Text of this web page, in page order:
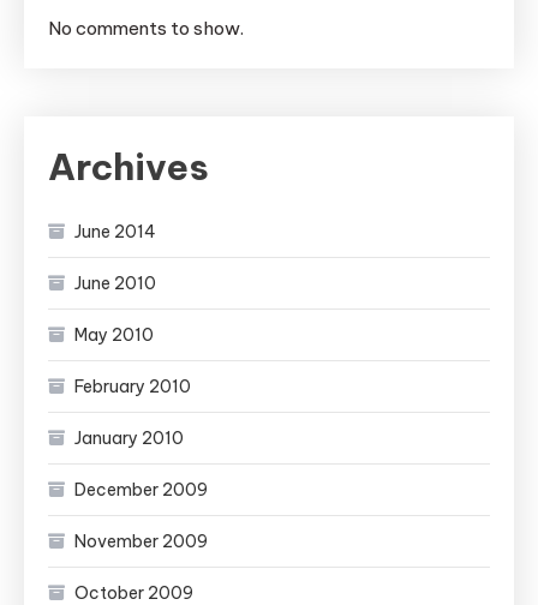
No comments to show.
Archives
June 2014
June 2010
May 2010
February 2010
January 2010
December 2009
November 2009
October 2009